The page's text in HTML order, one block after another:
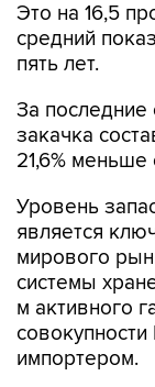
Это на 16,5
средний
пять лет.
За последние
закачка
21,6% меньше
Уровень
является
мирового
системы
м активного
импортером.